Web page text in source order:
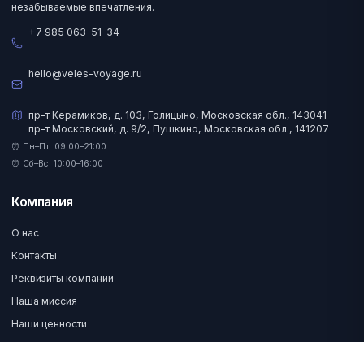
незабываемые впечатления.
+7 985 063-51-34
hello@veles-voyage.ru
пр-т Керамиков, д. 103, Голицыно, Московская обл., 143041
пр-т Московский, д. 9/2, Пушкино, Московская обл., 141207
⏰ Пн–Пт: 09:00–21:00
⏰ Сб–Вс: 10:00–16:00
Компания
О нас
Контакты
Реквизиты компании
Наша миссия
Наши ценности